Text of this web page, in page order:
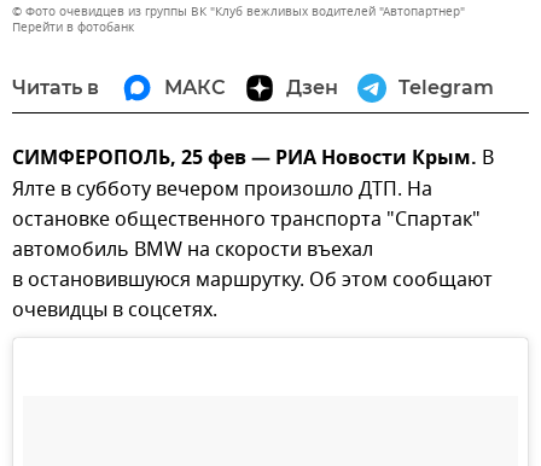
© Фото очевидцев из группы ВК "Клуб вежливых водителей "Автопартнер"
Перейти в фотобанк
Читать в МАКС Дзен Telegram
СИМФЕРОПОЛЬ, 25 фев — РИА Новости Крым. В
Ялте в субботу вечером произошло ДТП. На
остановке общественного транспорта "Спартак"
автомобиль BMW на скорости въехал
в остановившуюся маршрутку. Об этом сообщают
очевидцы в соцсетях.